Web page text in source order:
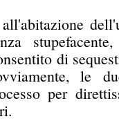
di
le
per